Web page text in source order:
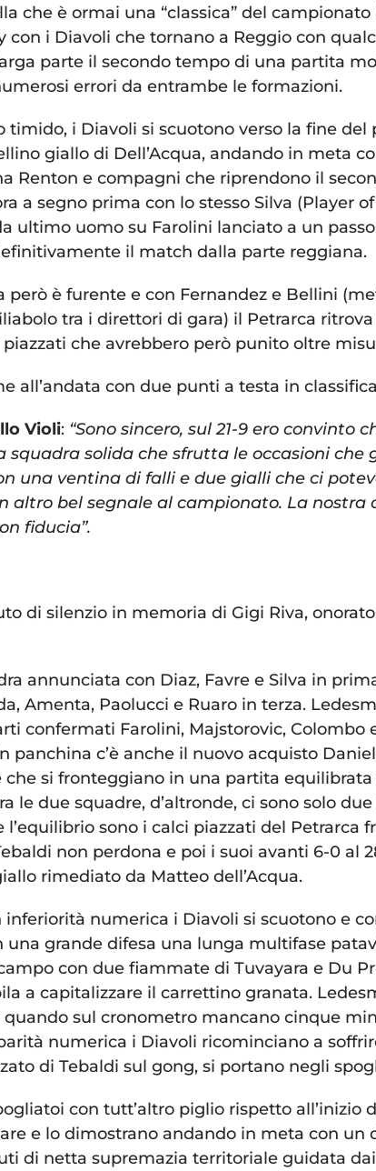
che è ormai una “classica” del
con i Diavoli che tornano a Reggio con
parte il secondo tempo di una partita
errori da entrambe le formazioni.
timido, i Diavoli si scuotono verso la fine
giallo di Dell’Acqua, andando in meta
Renton e compagni che riprendono il
a segno prima con lo stesso Silva (Player
ultimo uomo su Farolini lanciato a un passo
il match dalla parte reggiana.
però è furente e con Fernandez e Bellini
tra i direttori di gara) il Petrarca
che avrebbero però punito oltre
all’andata con due punti a testa in
Violi: “Sono sincero, sul 21-9 ero convinto
squadra solida che sfrutta le occasioni che
una ventina di falli e due gialli che ci
altro bel segnale al campionato. La nostra
fiducia”.
di silenzio in memoria di Gigi Riva,
annunciata con Diaz, Favre e Silva in
Amenta, Paolucci e Ruaro in terza.
confermati Farolini, Majstorovic, Colombo
panchina c’è anche il nuovo acquisto
che si fronteggiano in una partita
le due squadre, d’altronde, ci sono solo
l’equilibrio sono i calci piazzati del Petrarca
non perdona e poi i suoi avanti 6-0 al
rimediato da Matteo dell’Acqua.
inferiorità numerica i Diavoli si scuotono e
grande difesa una lunga multifase
con due fiammate di Tuvayara e Du
a capitalizzare il carrettino granata.
quando sul cronometro mancano cinque
numerica i Diavoli ricominciano a
di Tebaldi sul gong, si portano negli
con tutt’altro piglio rispetto all’inizio
e lo dimostrano andando in meta con un
di netta supremazia territoriale guidata